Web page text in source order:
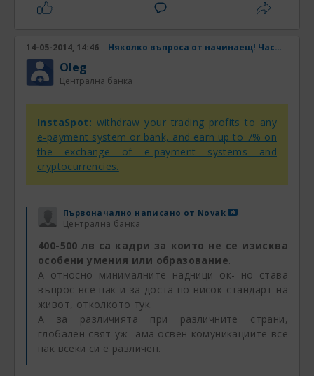
14-05-2014, 14:46 Няколко въпроса от начинаещ! Част 2
Oleg
Централна банка
InstaSpot: withdraw your trading profits to any
e-payment system or bank, and earn up to 7% on
the exchange of e-payment systems and
cryptocurrencies.
Първоначално написано от Novak
Централна банка
400-500 лв са кадри за които не се изисква
особени умения или образование.
А относно минималните надници ок- но става
въпрос все пак и за доста по-висок стандарт на
живот, отколкото тук.
А за различията при различните страни,
глобален свят уж- ама освен комуникациите все
пак всеки си е различен.